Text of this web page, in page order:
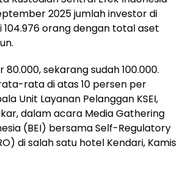
2025 jumlah investor di
orang dengan total aset
80.000, sekarang sudah 100.000.
rata di atas 10 persen per
Unit Layanan Pelanggan KSEI,
dalam acara Media Gathering
(BEI) bersama Self-Regulatory
di salah satu hotel Kendari, Kamis